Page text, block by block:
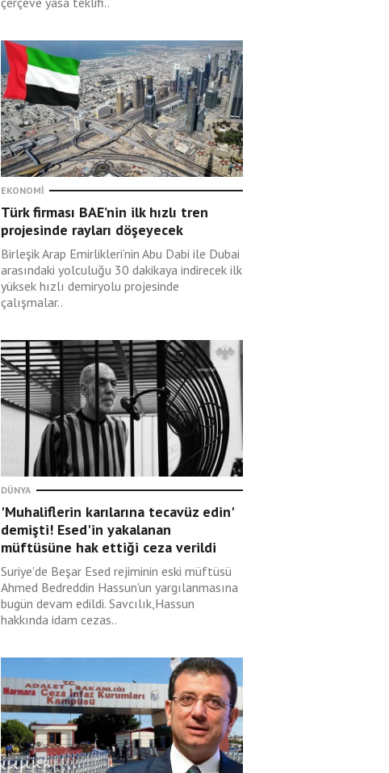
EKONOMI
Türk firması BAE’nin ilk hızlı tren
projesinde rayları döşeyecek
Birleşik Arap Emirlikleri’nin Abu Dabi ile Dubai
arasındaki yolculuğu 30 dakikaya indirecek ilk
yüksek hızlı demiryolu projesinde
çalışmalar..
DÜNYA
'Muhaliflerin karılarına tecavüz edin'
demişti! Esed'in yakalanan
müftüsüne hak ettiği ceza verildi
Suriye'de Beşar Esed rejiminin eski müftüsü
Ahmed Bedreddin Hassun'un yargılanmasına
bugün devam edildi. Savcılık,Hassun
hakkında idam cezas..